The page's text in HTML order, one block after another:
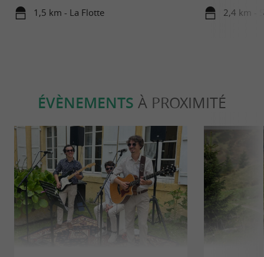
1,5 km - La Flotte 2,4 km -
ÉVÈNEMENTS À PROXIMITÉ